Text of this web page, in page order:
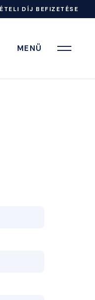
DÍJ BEFIZETÉSE
MENÜ